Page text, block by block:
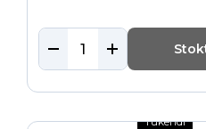
Tükendi